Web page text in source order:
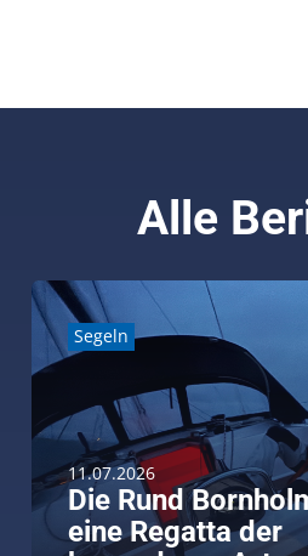
Alle
Segeln
11.07.2026
Die Rund
eine Regatta der